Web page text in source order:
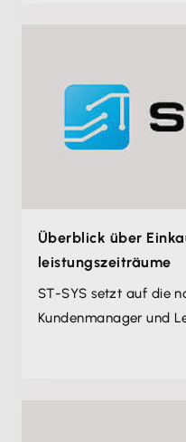
Überblick über
leistungs­zeiträume
ST-SYS setzt auf die
Kundenmanager und